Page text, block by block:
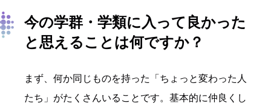
今の学群・学類に入って良かった
と思えることは何ですか？
まず、何か同じものを持った「ちょっと変わった人
たち」がたくさんいることです。基本的に仲良くし